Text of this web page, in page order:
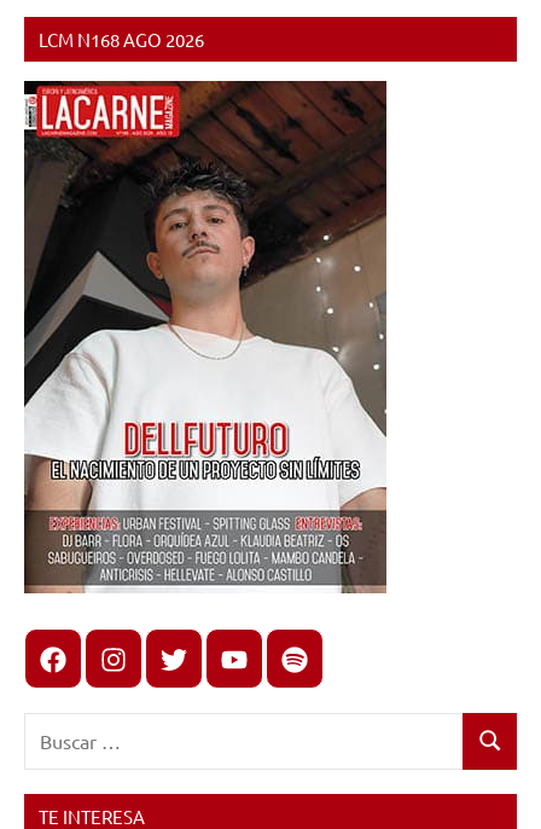
LCM N168 AGO 2026
FacebookInstagram
X youtubespotify
Buscar
TE INTERESA